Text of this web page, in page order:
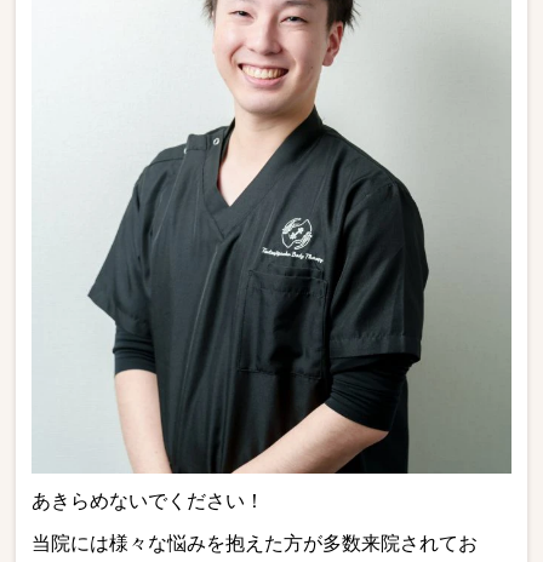
あきらめないでください！
当院には様々な悩みを抱えた方が多数来院されてお